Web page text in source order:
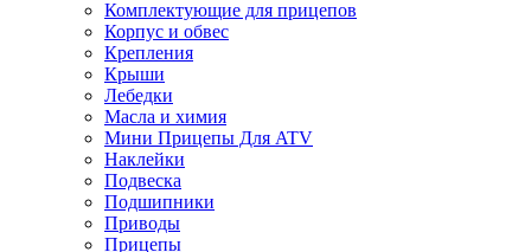
Комплектующие для прицепов
Корпус и обвес
Крепления
Крыши
Лебедки
Масла и химия
Мини Прицепы Для ATV
Наклейки
Подвеска
Подшипники
Приводы
Прицепы